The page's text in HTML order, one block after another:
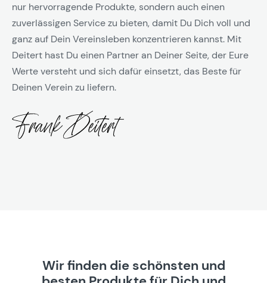
nur hervorragende Produkte, sondern auch einen
zuverlässigen Service zu bieten, damit Du Dich voll und
ganz auf Dein Vereinsleben konzentrieren kannst. Mit
Deitert hast Du einen Partner an Deiner Seite, der Eure
Werte versteht und sich dafür einsetzt, das Beste für
Deinen Verein zu liefern.
Wir finden die schönsten und